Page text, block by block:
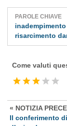
PAROLE CHIAVE
risarcimento
Come valuti
« NOTIZIA
Il conferimento